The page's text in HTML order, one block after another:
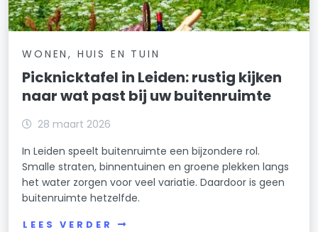
WONEN, HUIS EN TUIN
Picknicktafel in Leiden: rustig kijken
naar wat past bij uw buitenruimte
28 maart 2026
In Leiden speelt buitenruimte een bijzondere rol.
Smalle straten, binnentuinen en groene plekken langs
het water zorgen voor veel variatie. Daardoor is geen
buitenruimte hetzelfde.
LEES VERDER